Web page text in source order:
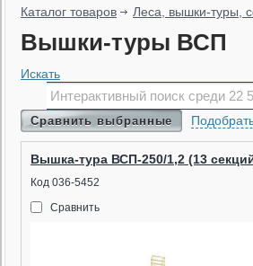
Каталог товаров Леса, вышки-туры,
Вышки-туры ВСП
Искать
Сравнить выбранные
Вышка-тура ВСП-250/1,2 (13
Код 036-5452
Сравнить